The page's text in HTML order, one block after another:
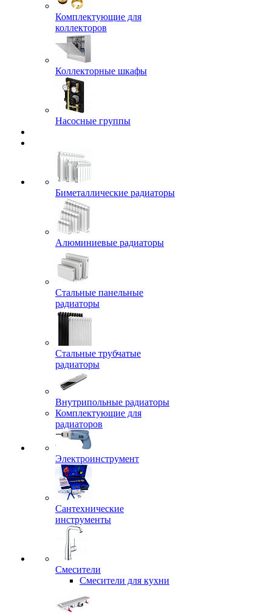
Комплектующие для
коллекторов
Коллекторные шкафы
Насосные группы
Биметаллические радиаторы
Алюминиевые радиаторы
Стальные панельные
радиаторы
Стальные трубчатые
радиаторы
Внутрипольные радиаторы
Комплектующие для
радиаторов
Электроинструмент
Сантехнические
инструменты
Смесители
Смесители для кухни